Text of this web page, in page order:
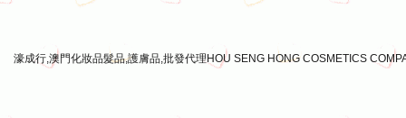
濠成行,澳門化妝品髮品,護膚品,批發代理HOU SENG HONG COSMETICS